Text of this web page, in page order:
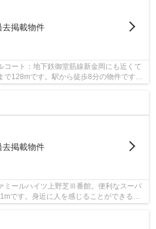
去掲載物件
コート：地下鉄御堂筋線新金岡にも近くて
で128mです。駅から徒歩8分の物件です。
去掲載物件
ミールハイツ上野芝Ⅲ番館。便利なスーパ
です。身近に人を感じることができる中
は15階建てとなって...